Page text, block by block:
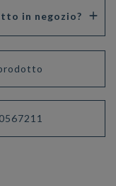
in negozio?